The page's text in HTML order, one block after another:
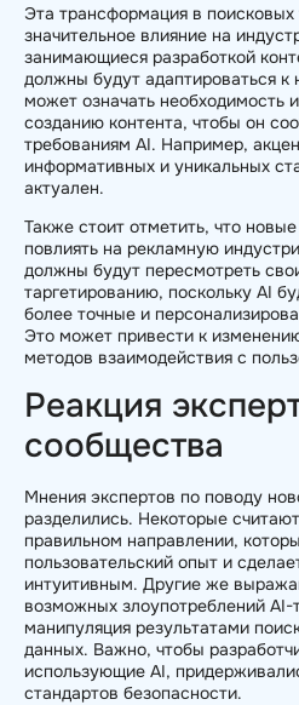
Эта трансформация в поисковых
значительное влияние на
занимающиеся разработкой
должны будут адаптироваться
может означать необходимость
созданию контента, чтобы он
требованиям AI. Например,
информативных и уникальных
актуален.
Также стоит отметить, что
повлиять на рекламную
должны будут пересмотреть
таргетированию, поскольку AI
более точные и
Это может привести к
методов взаимодействия с
Реакция
сообщества
Мнения экспертов по поводу
разделились. Некоторые
правильном направлении,
пользовательский опыт и
интуитивным. Другие же
возможных злоупотреблений AI-
манипуляция результатами
данных. Важно, чтобы
использующие AI,
стандартов безопасности.